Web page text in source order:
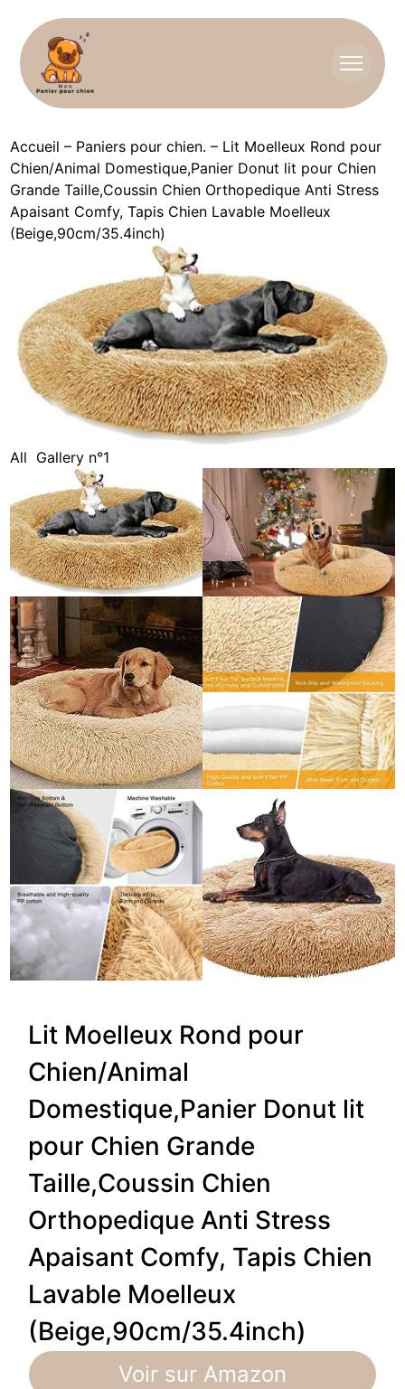
Accueil – Paniers pour chien. – Lit Moelleux Rond pour
Chien/Animal Domestique,Panier Donut lit pour Chien
Grande Taille,Coussin Chien Orthopedique Anti Stress
Apaisant Comfy, Tapis Chien Lavable Moelleux
(Beige,90cm/35.4inch)
All Gallery n°1
Lit Moelleux Rond pour
Chien/Animal
Domestique,Panier Donut lit
pour Chien Grande
Taille,Coussin Chien
Orthopedique Anti Stress
Apaisant Comfy, Tapis Chien
Lavable Moelleux
(Beige,90cm/35.4inch)
Voir sur Amazon